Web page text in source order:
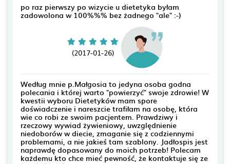
po raz pierwszy po wizycie u dietetyka byłam
zadowolona w 100%%% bez żadnego "ale" :-)
(2017-01-26)
Według mnie p.Małgosia to jedyna osoba godna
polecania i której warto "powierzyć" swoje zdrowie! W
kwestii wyboru Dietetyków mam spore
doświadczenie i nareszcie trafiłam na osobę, która
wie co robi ze swoim pacjentem. Prawdziwy i
rzeczowy wywiad żywieniowy, uwzględnienie
niedoborów w diecie, zmaganie się z codziennymi
problemami, a nie jakieś tam szablony. Jadłospis jest
naprawdę dopasowany do moich potrzeb! Polecam
każdemu kto chce mieć pewność, że kontaktuje się ze